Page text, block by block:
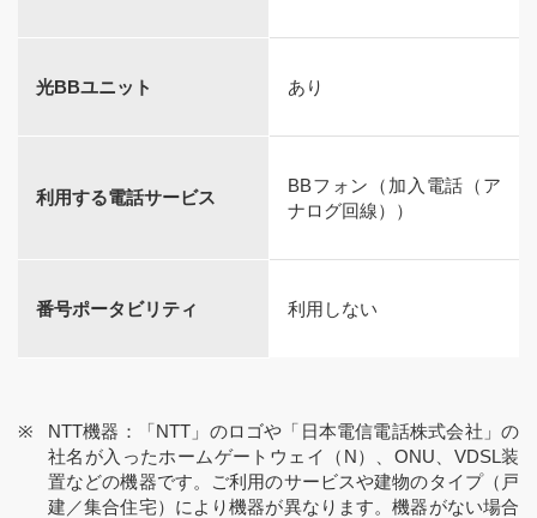
光BBユニット あり
利用する電話サービス
BBフォン（加入電話（ア
ナログ回線））
番号ポータビリティ 利用しない
NTT機器：「NTT」のロゴや「日本電信電話株式会社」の
社名が入ったホームゲートウェイ（N）、ONU、VDSL装
置などの機器です。ご利用のサービスや建物のタイプ（戸
建／集合住宅）により機器が異なります。機器がない場合